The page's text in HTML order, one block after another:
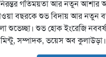
গতিময়তা আর নতুন আশার
বছরকে শুভ বিদায় আর
শুভেচ্ছা। শুভ হোক ইংরেজি
সম্পাদক, ভয়েস অব কুলাউড়া।